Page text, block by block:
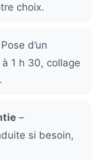
choix.
d’un
1 h 30, collage
–
si besoin,